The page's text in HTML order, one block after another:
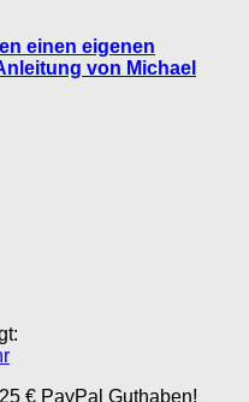
einen eigenen
von Michael
€ PayPal Guthaben!